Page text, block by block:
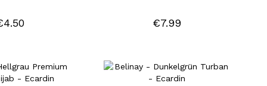
€7.99